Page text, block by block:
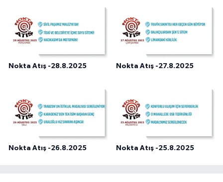
Nokta Atış -28.8.2025 Nokta Atış -27.8.2025
Nokta Atış -26.8.2025 Nokta Atış -25.8.2025